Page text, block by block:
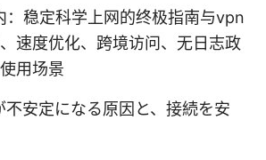
：稳定科学上网的终极指南与vpn
速度优化、跨境访问、无日志政
用场景
安定になる原因と、接続を安